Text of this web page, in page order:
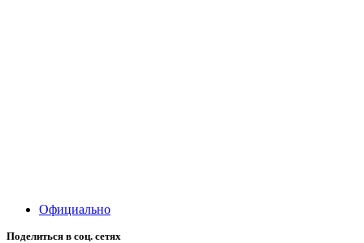
Официально
Поделиться в соц. сетях